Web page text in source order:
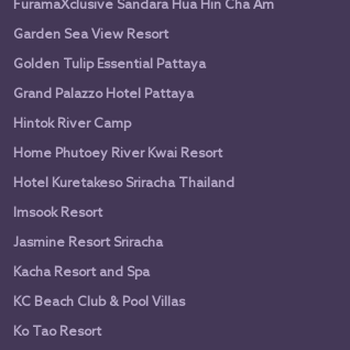
FuramaXclusive Sandara Hua Hin Cha Am
Garden Sea View Resort
Golden Tulip Essential Pattaya
Grand Palazzo Hotel Pattaya
Hintok River Camp
Home Phutoey River Kwai Resort
Hotel Kuretakeso Sriracha Thailand
Imsook Resort
Jasmine Resort Sriracha
Kacha Resort and Spa
KC Beach Club & Pool Villas
Ko Tao Resort